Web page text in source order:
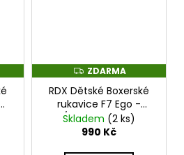
Z
D
A
R
M
A
ZDARMA
RDX Dětské Boxerské
rukavice F7 Ego -
bílo/modré - BGR-F7U
Skladem (2 ks)
990 Kč